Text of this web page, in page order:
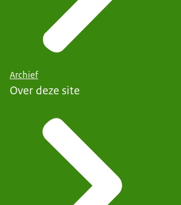
Archief
Over deze site